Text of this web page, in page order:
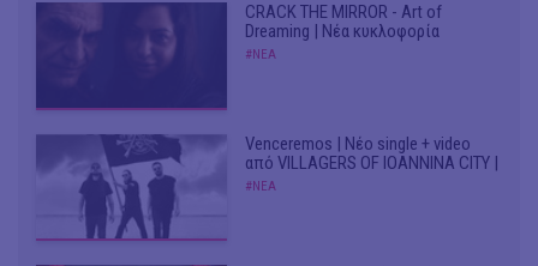
CRACK THE MIRROR - Art of
Dreaming | Νέα κυκλοφορία
#ΝΕΑ
Venceremos | Νέο single + video
από VILLAGERS OF IOANNINA CITY |
#ΝΕΑ